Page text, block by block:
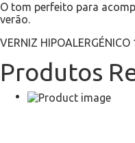
O tom perfeito para
verão.
VERNIZ HIPOALERGÉNICO
Produtos